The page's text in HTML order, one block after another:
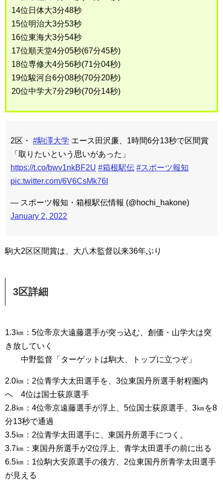
14位日体大3分48秒
15位明治大3分53秒
16位東海大3分54秒
17位順天堂4分05秒(67分45秒)
18位専修大4分56秒(71分04秒)
19位駿河台6分08秒(70分20秒)
20位中学大7分29秒(70分14秒)
2区・ #駒澤大学 エース田沢廉、1時間6分13秒で区間賞
「取りたいという思いがあった」
https://t.co/bwv1nkBF2U #箱根駅伝 #スポーツ報知
pic.twitter.com/6V6CsMk76I
— スポーツ報知・箱根駅伝情報 (@hochi_hakone)
January 2, 2022
駒大2区区間賞は、大八木監督以来36年ぶり
3区詳細
1.3㎞：5位帝京大遠藤選手が突っ込む、創価・山学大は突
き放していく
中野監督「ターゲットは駒大、トップに立つぞ」
2.0㎞：2位青学大太田選手を、3位東国丹所選手射程圏内
へ 4位は国士荻原選手
2.8㎞：4位帝京遠藤選手が浮上、5位国士荻原選手、3㎞を8
分13秒で通過
3.5㎞：2位青学太田選手に、東国丹所選手につく。
3.7㎞：東国丹所選手が2位浮上、青学太田選手の前に出る
6.5㎞：1位駒大安原選手の後方、2位東国丹所青学太田選手
が見える